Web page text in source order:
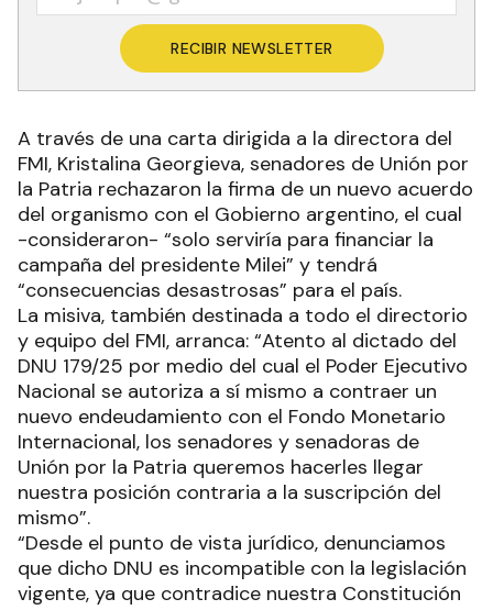
RECIBIR NEWSLETTER
A través de una carta dirigida a la directora del
FMI, Kristalina Georgieva, senadores de Unión por
la Patria rechazaron la firma de un nuevo acuerdo
del organismo con el Gobierno argentino, el cual
-consideraron- “solo serviría para financiar la
campaña del presidente Milei” y tendrá
“consecuencias desastrosas” para el país.
La misiva, también destinada a todo el directorio
y equipo del FMI, arranca: “Atento al dictado del
DNU 179/25 por medio del cual el Poder Ejecutivo
Nacional se autoriza a sí mismo a contraer un
nuevo endeudamiento con el Fondo Monetario
Internacional, los senadores y senadoras de
Unión por la Patria queremos hacerles llegar
nuestra posición contraria a la suscripción del
mismo”.
“Desde el punto de vista jurídico, denunciamos
que dicho DNU es incompatible con la legislación
vigente, ya que contradice nuestra Constitución